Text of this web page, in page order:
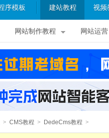
序模板 建站教程 视频
网站制作教程 网站运营
> CMS教程 > DedeCms教程 >